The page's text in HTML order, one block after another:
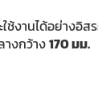
ช้งานได้อย่าง
างกว้าง170 มม.